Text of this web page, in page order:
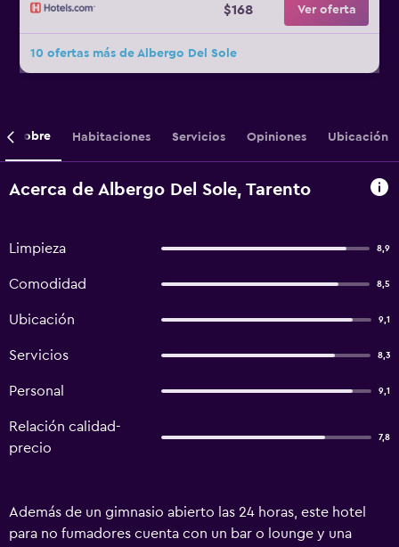
$168 Ver oferta
10 ofertas más de Albergo Del Sole
Sobre Habitaciones Servicios Opiniones Ubicación
Acerca de Albergo Del Sole, Tarento
Limpieza 8,9
Comodidad 8,5
Ubicación 9,1
Servicios 8,3
Personal 9,1
Relación calidad-
precio
7,8
Además de un gimnasio abierto las 24 horas, este hotel
para no fumadores cuenta con un bar o lounge y una